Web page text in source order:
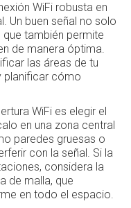
WiFi robusta en
Un buen señal no solo
que también permite
de manera óptima.
las áreas de tu
planificar cómo
WiFi es elegir el
en una zona central
paredes gruesas o
con la señal. Si la
considera la
de malla, que
en todo el espacio.